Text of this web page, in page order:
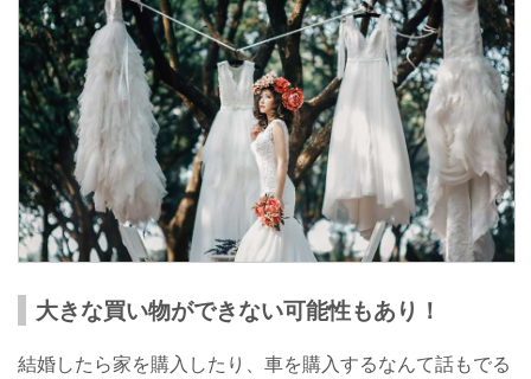
大きな買い物ができない可能性もあり！
結婚したら家を購入したり、車を購入するなんて話もでる